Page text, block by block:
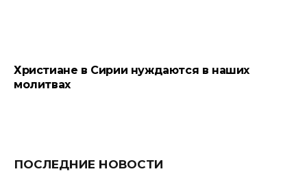
Христиане в Сирии нуждаются в наших
молитвах
ПОСЛЕДНИЕ НОВОСТИ